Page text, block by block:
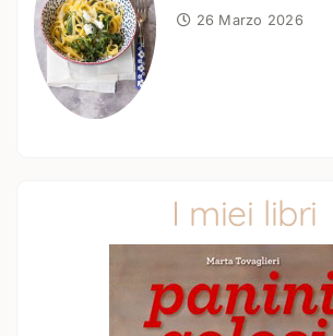
26 Marzo 2026
I miei libri